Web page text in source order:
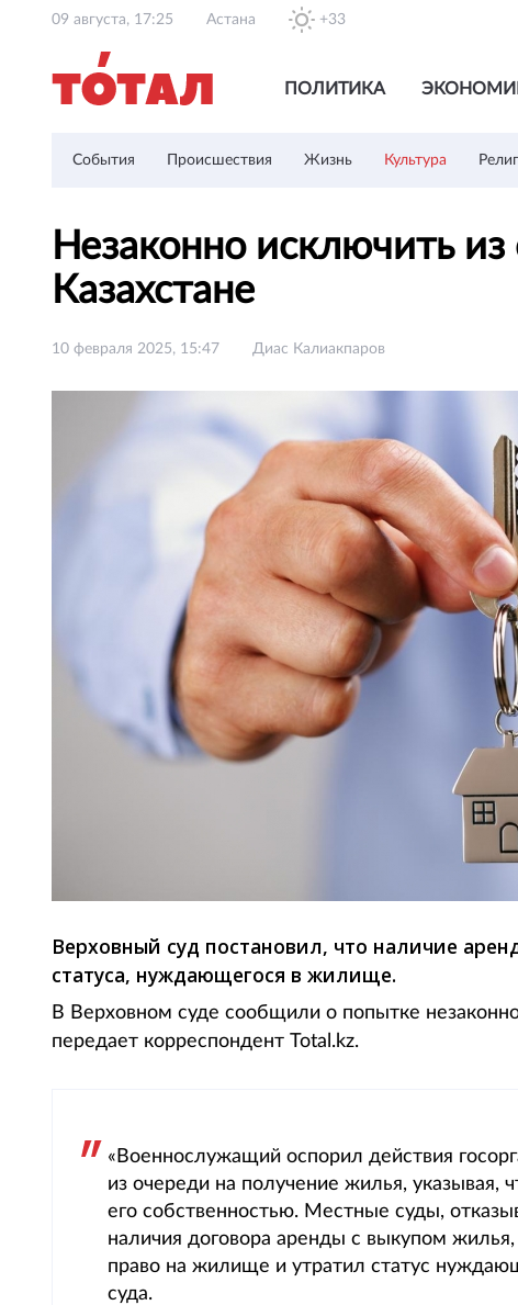
09 августа, 17:25 Астана +33
ПОЛИТИКА
События Происшествия Жизнь Культура
Незаконно исключить
Казахстане
10 февраля 2025, 15:47 Диас Калиакпаров
Верховный суд постановил, что наличие
статуса, нуждающегося в жилище.
В Верховном суде сообщили о попытке
передает корреспондент Total.kz.
«Военнослужащий оспорил действия
из очереди на получение жилья, указывая,
его собственностью. Местные суды,
наличия договора аренды с выкупом
право на жилище и утратил статус
суда.